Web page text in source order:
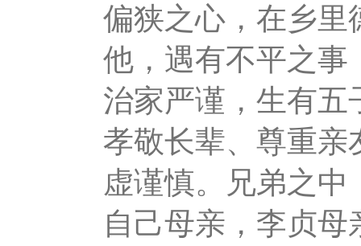
偏狭之心，在乡里
他，遇有不平之事
治家严谨，生有五
孝敬长辈、尊重亲
虚谨慎。兄弟之
自己母亲，李贞